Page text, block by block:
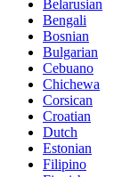
Belarusian
Bengali
Bosnian
Bulgarian
Cebuano
Chichewa
Corsican
Croatian
Dutch
Estonian
Filipino